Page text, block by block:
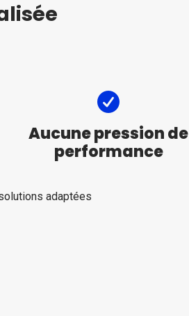
Aucune pression de
performance
adaptées